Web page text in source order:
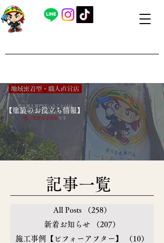
​【塗装のお役立ち情報】
​記事一覧
All Posts （258）
新着お知らせ
（207）
施工事例【ビフォーアフター】
（10）